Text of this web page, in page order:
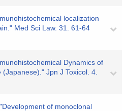
localization
Med Sci Law. 31. 61-64
Dynamics of
Jpn J Toxicol. 4.
of monoclonal